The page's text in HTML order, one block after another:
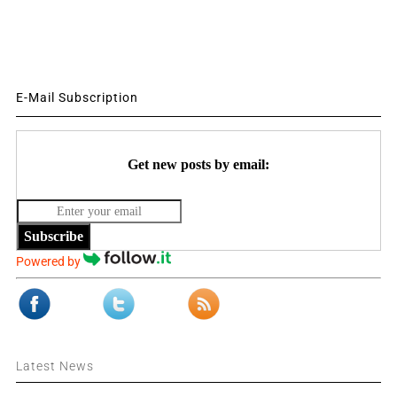
E-Mail Subscription
Get new posts by email:
Subscribe
Powered by
Latest News